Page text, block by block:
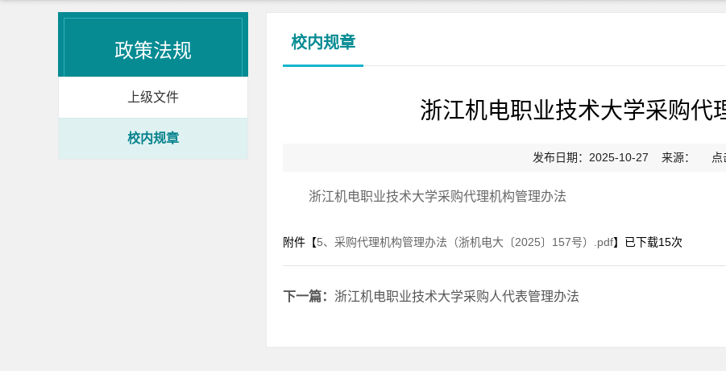
政策法规
上级文件
校内规章
校内规章
浙江机电职业技术大学采购代
发布日期：2025-10-27 来源： 点
浙江机电职业技术大学采购代理机构管理办法
附件【5、采购代理机构管理办法（浙机电大〔2025〕157号）.pdf】已下载15次
下一篇： 浙江机电职业技术大学采购人代表管理办法